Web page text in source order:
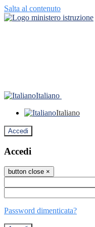
Salta al contenuto
Italiano
Italiano
Accedi
Accedi
button close ×
Password dimenticata?